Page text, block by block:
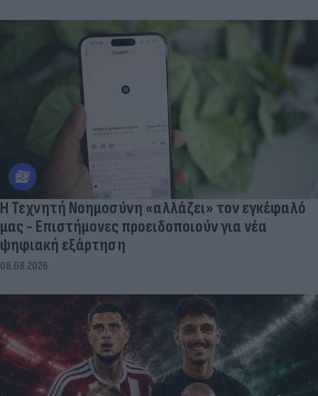
Η Τεχνητή Νοημοσύνη «αλλάζει» τον εγκέφαλό
μας - Eπιστήμονες προειδοποιούν για νέα
ψηφιακή εξάρτηση
08.08.2026